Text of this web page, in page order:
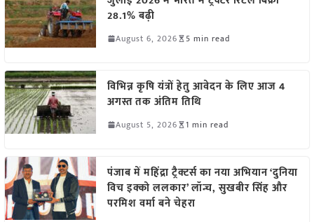
28.1% बढ़ी
August 6, 2026 5 min read
विभिन्न कृषि यंत्रों हेतु आवेदन के लिए आज 4
अगस्त तक अंतिम तिथि
August 5, 2026 1 min read
पंजाब में महिंद्रा ट्रैक्टर्स का नया अभियान ‘दुनिया
विच इक्को ललकार’ लॉन्च, सुखबीर सिंह और
परमिश वर्मा बने चेहरा